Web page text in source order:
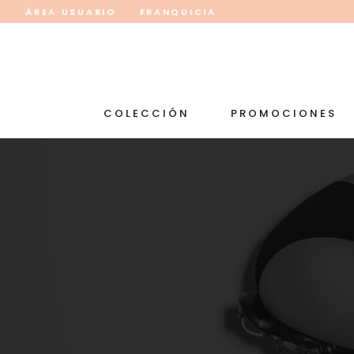
ÁREA USUARIO FRANQUICIA
COLECCIÓN PROMOCIONES